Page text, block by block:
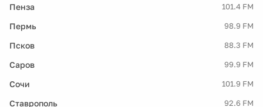
Пенза 101.4 FM
Пермь 98.9 FM
Псков 88.3 FM
Саров 99.9 FM
Сочи 101.9 FM
Ставрополь 92.6 FM